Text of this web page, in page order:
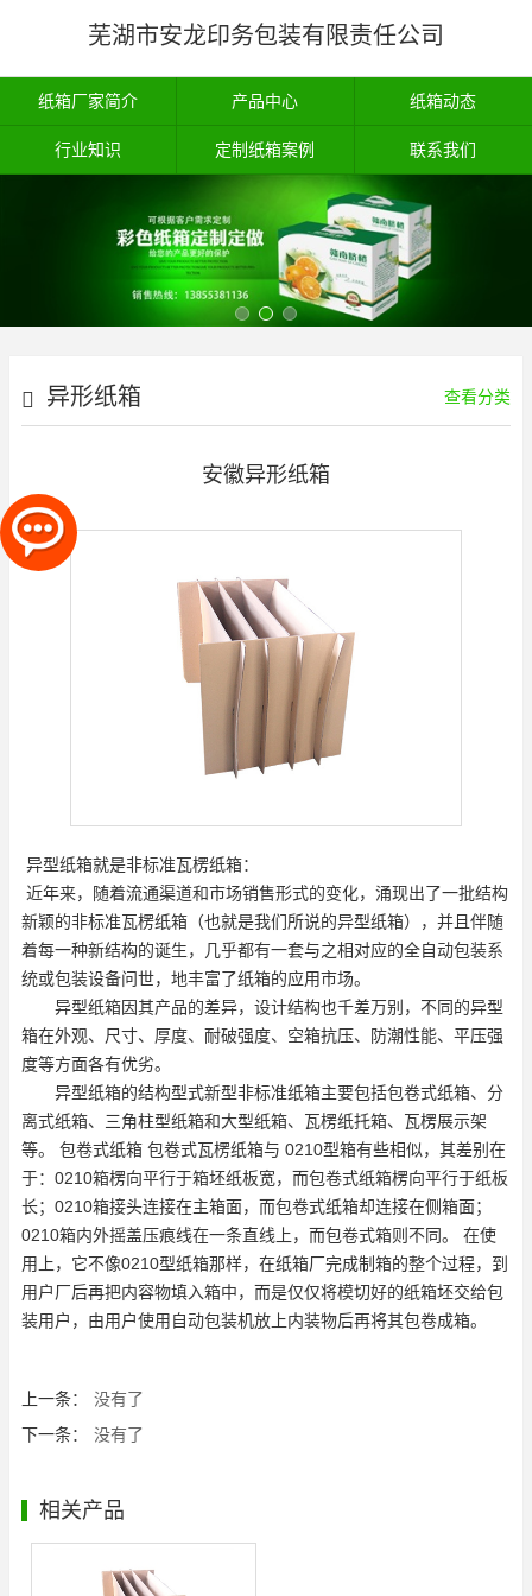
芜湖市安龙印务包装有限责任公司
纸箱厂家简介 产品中心 纸箱动态
行业知识 定制纸箱案例 联系我们
异形纸箱 查看分类
安徽异形纸箱
异型纸箱就是非标准瓦楞纸箱：
近年来，随着流通渠道和市场销售形式的变化，涌现出了一批结构
新颖的非标准瓦楞纸箱（也就是我们所说的异型纸箱），并且伴随
着每一种新结构的诞生，几乎都有一套与之相对应的全自动包装系
统或包装设备问世，地丰富了纸箱的应用市场。
异型纸箱因其产品的差异，设计结构也千差万别，不同的异型
箱在外观、尺寸、厚度、耐破强度、空箱抗压、防潮性能、平压强
度等方面各有优劣。
异型纸箱的结构型式新型非标准纸箱主要包括包卷式纸箱、分
离式纸箱、三角柱型纸箱和大型纸箱、瓦楞纸托箱、瓦楞展示架
等。 包卷式纸箱 包卷式瓦楞纸箱与 0210型箱有些相似，其差别在
于：0210箱楞向平行于箱坯纸板宽，而包卷式纸箱楞向平行于纸板
长；0210箱接头连接在主箱面，而包卷式纸箱却连接在侧箱面；
0210箱内外摇盖压痕线在一条直线上，而包卷式箱则不同。 在使
用上，它不像0210型纸箱那样，在纸箱厂完成制箱的整个过程，到
用户厂后再把内容物填入箱中，而是仅仅将模切好的纸箱坯交给包
装用户，由用户使用自动包装机放上内装物后再将其包卷成箱。
上一条：
没有了
下一条：
没有了
相关产品